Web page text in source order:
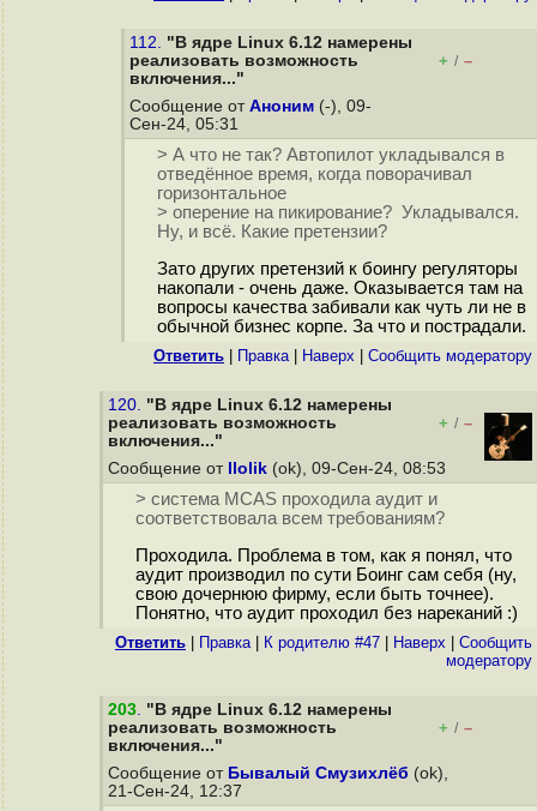
112. "В ядре Linux 6.12 намерены
реализовать возможность
включения..."
+ / –
Сообщение от Аноним (-), 09-
Сен-24, 05:31
> А что не так? Автопилот укладывался в
отведённое время, когда поворачивал
горизонтальное
> оперение на пикирование? Укладывался.
Ну, и всё. Какие претензии?
Зато других претензий к боингу регуляторы
накопали - очень даже. Оказывается там на
вопросы качества забивали как чуть ли не в
обычной бизнес корпе. За что и пострадали.
Ответить Правка| Наверх Cообщить модератору
120. "В ядре Linux 6.12 намерены
реализовать возможность
включения..."
+ / –
Сообщение от llolik (ok), 09-Сен-24, 08:53
> система MCAS проходила аудит и
соответствовала всем требованиям?
Проходила. Проблема в том, как я понял, что
аудит производил по сути Боинг сам себя (ну,
свою дочернюю фирму, если быть точнее).
Понятно, что аудит проходил без нареканий :)
Ответить Правка| К родителю #47 Наверх
Cообщить
модератору
203. "В ядре Linux 6.12 намерены
реализовать возможность
включения..."
+ / –
Сообщение от Бывалый Смузихлёб (ok),
21-Сен-24, 12:37